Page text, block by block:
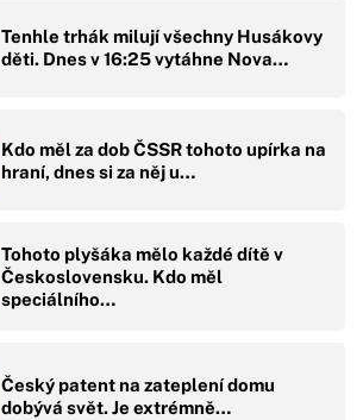
Tenhle trhák milují všechny Husákovy
děti. Dnes v 16:25 vytáhne Nova…
Kdo měl za dob ČSSR tohoto upírka na
hraní, dnes si za něj u…
Tohoto plyšáka mělo každé dítě v
Československu. Kdo měl
speciálního…
Český patent na zateplení domu
dobývá svět. Je extrémně…